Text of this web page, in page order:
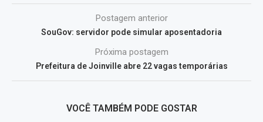
Postagem anterior
SouGov: servidor pode simular aposentadoria
Próxima postagem
Prefeitura de Joinville abre 22 vagas temporárias
VOCÊ TAMBÉM PODE GOSTAR